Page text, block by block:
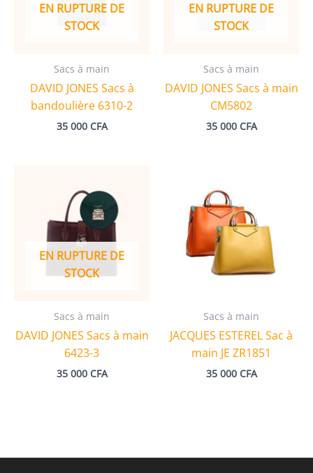
EN RUPTURE DE
STOCK
Sacs à main
DAVID JONES Sacs à
bandoulière 6310-2
35 000 CFA
EN RUPTURE DE
STOCK
Sacs à main
DAVID JONES Sacs à main
CM5802
35 000 CFA
EN RUPTURE DE
STOCK
Sacs à main
DAVID JONES Sacs à main
6423-3
35 000 CFA
Sacs à main
JACQUES ESTEREL Sac à
main JE ZR1851
35 000 CFA